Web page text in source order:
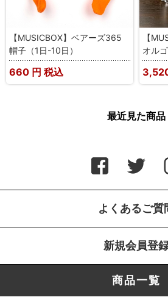
【MUSICBOX】ベアーズ365
帽子（1日-10日）
660 円 税込
【
オル
最近見た商品
よくあるご質
新規会員登
商品一覧